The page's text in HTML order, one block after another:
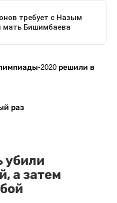
2020 решили в
раз
убили
а затем